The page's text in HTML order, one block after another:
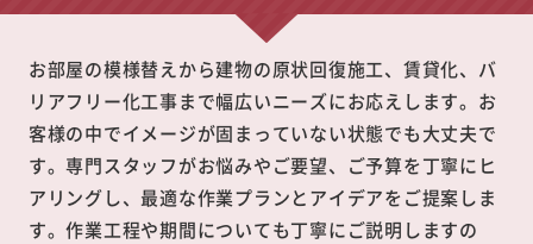
お部屋の模様替えから建物の原状回復施工、賃貸化、バ
リアフリー化工事まで幅広いニーズにお応えします。お
客様の中でイメージが固まっていない状態でも大丈夫で
す。専門スタッフがお悩みやご要望、ご予算を丁寧にヒ
アリングし、最適な作業プランとアイデアをご提案しま
す。作業工程や期間についても丁寧にご説明しますの